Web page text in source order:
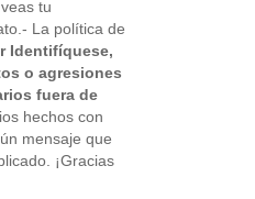
tu
La política de
Identifíquese,
o agresiones
fuera de
hechos con
mensaje que
¡Gracias